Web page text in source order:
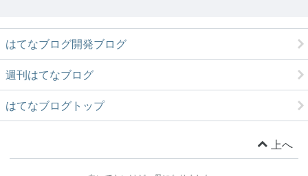
はてなブログ開発ブログ
週刊はてなブログ
はてなブログトップ
上へ